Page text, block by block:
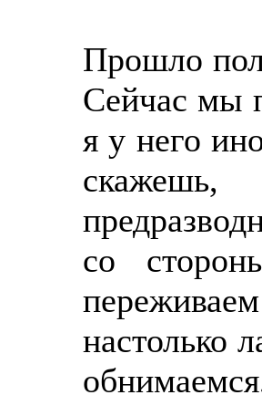
Прошло
Сейчас мы
я у него
со
настолько